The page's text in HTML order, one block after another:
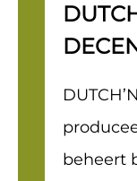
beheert